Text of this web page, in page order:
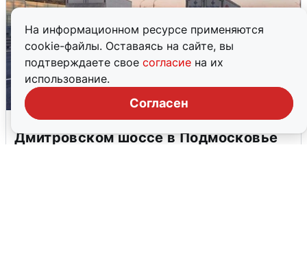
На информационном ресурсе применяются
cookie-файлы. Оставаясь на сайте, вы
подтверждаете свое согласие на их
использование.
Согласен
Пять машин столкнулись на
Дмитровском шоссе в Подмосковье